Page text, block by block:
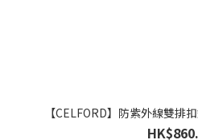
【CELFORD】防紫外線雙排